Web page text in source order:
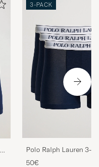
3-PACK
Polo Ralph Lauren 3-
Navy
50€